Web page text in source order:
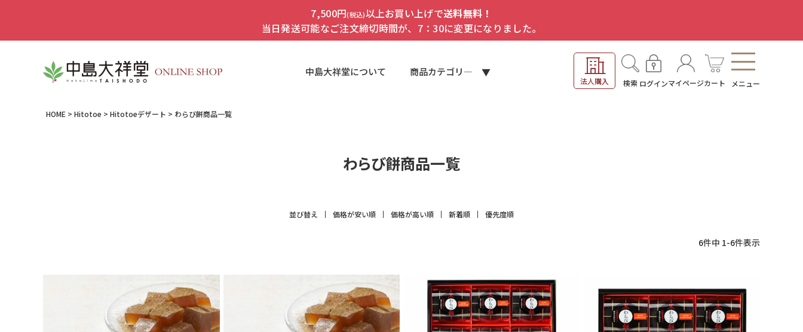
7,500円(税込)以上お買い上げで送料無料！
当日発送可能なご注文締切時間が、7：30に変更になりました。
中島大祥堂について 商品カテゴリ―
法人購入 検索 ログインマイページカート メニュー
HOME Hitotoe Hitotoeデザート わらび餅商品一覧
わらび餅商品一覧
並び替え 価格が安い順 価格が高い順 新着順 優先度順
6件中 1-6件表示